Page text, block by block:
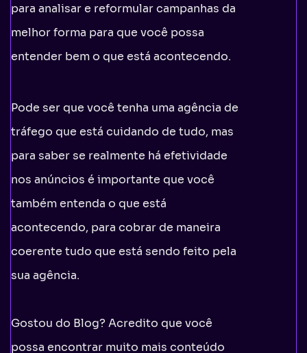
para analisar e reformular campanhas da
melhor forma para que você possa
entender bem o que está acontecendo.
Pode ser que você tenha uma agência de
tráfego que está cuidando de tudo, mas
para saber se realmente há efetividade
nos anúncios é importante que você
também entenda o que está
acontecendo, para cobrar de maneira
coerente tudo que está sendo feito pela
sua agência.
Gostou do Blog? Acredito que você
possa encontrar muito mais conteúdo